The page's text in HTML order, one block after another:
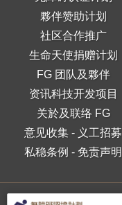
夥伴赞助计划
社区合作推广
生命天使捐赠计划
FG 团队及夥伴
资讯科技开发项目
关於及联络 FG
意见收集 - 义工招募
私稳条例 - 免责声明